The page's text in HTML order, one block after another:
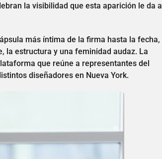
la visibilidad que esta aparición le da a
más íntima de la firma hasta la fecha,
la estructura y una feminidad audaz. La
que reúne a representantes del
diseñadores en Nueva York.